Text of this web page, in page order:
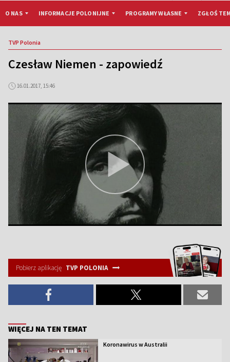
O NAS INFORMACJE POLONIJNE PROGRAMY WŁASNE ZGŁOŚ
TVP Polonia
Czesław Niemen - zapowiedź
16.01.2017, 15:46
Pobierz aplikację TVP POLONIA
WIĘCEJ NA TEN TEMAT
Koronawirus w Australii